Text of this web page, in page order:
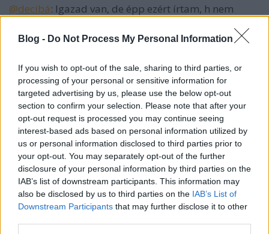
Blog - Do Not Process My Personal Information
If you wish to opt-out of the sale, sharing to third parties, or
processing of your personal or sensitive information for
targeted advertising by us, please use the below opt-out
section to confirm your selection. Please note that after your
opt-out request is processed you may continue seeing
interest-based ads based on personal information utilized by
us or personal information disclosed to third parties prior to
your opt-out. You may separately opt-out of the further
disclosure of your personal information by third parties on the
IAB’s list of downstream participants. This information may
also be disclosed by us to third parties on the IAB’s List of
Downstream Participants that may further disclose it to other
@decibá: Igazad van, de épp ezért írtam, h nem
A szlovén szövetséghez meg annyit, hogy nekem
azért továbbra is hiányzik, hogy kimondják (nem
virágnyelven)...
Artie
16 éve
Na erről szól a sport, kedves (?) "futballszurkolók".
Győr, ETO-Valcea BL-elődöntő. A román szurkolók
csendben végighallgatták a magyar himnuszt, meccs
után megtapsolták a győri játékosokat, a győri
szurkolók a románokat.